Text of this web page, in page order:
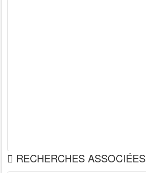
RECHERCHES ASSOCIÉES